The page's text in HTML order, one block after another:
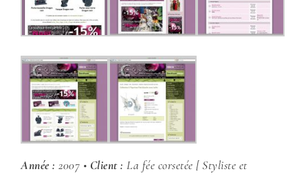
Année : 2007 • Client : La fée corsetée [ Styliste et